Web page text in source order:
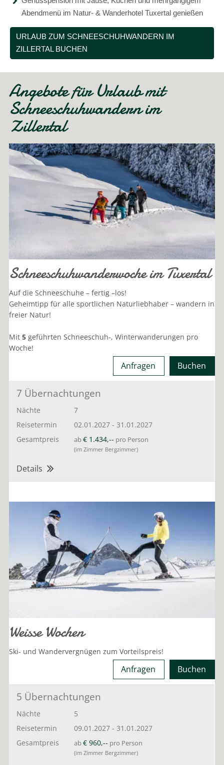
Abendmenü im Natur- & Wanderhotel Tuxertal genießen
URLAUB ZUM SCHNEESCHUHWANDERN IM
ZILLERTAL BUCHEN
Angebote für Urlaub mit
Schneeschuhwandern im
Zillertal
Schneeschuhwanderwoche im Tuxertal
Auf die Schneeschuhe – fertig –los!
Geheimtipp für alle sportlichen Naturliebhaber – wandern in
freier Natur!
Mit5 geführten Schneeschuh-, Winterwanderungen pro
Woche!
Buchen
Anfragen
7 Übernachtungen
Nächte
7
Reisetermin
02.01.2027 -31.01.2027
Gesamtpreis
ab€ 1.434,-- pro Person
(im Zimmer Bergzimmer)
Details
Weisse Wochen
Ski- und Wandervergnügen zum Vorteilspreis!
Buchen
Anfragen
5 Übernachtungen
Nächte
5
Reisetermin
09.01.2027 -31.01.2027
Gesamtpreis
ab€ 960,-- pro Person
(im Zimmer Bergzimmer)